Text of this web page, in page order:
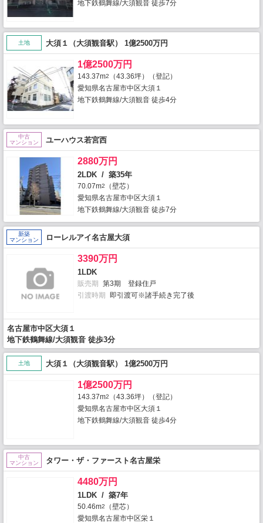
地下鉄鶴舞線/大須観音 徒歩7分
土地 大須１（大須観音駅） 1億2500万円
1億2500万円
143.37m2
（43.36坪）（登記）
愛知県名古屋市中区大須１
地下鉄鶴舞線/大須観音 徒歩4分
中古
マンション
ユーハウス若宮西
2880万円
2LDK / 築35年
70.07m2
（壁芯）
愛知県名古屋市中区大須１
地下鉄鶴舞線/大須観音 徒歩7分
新築
マンション
ローレルアイ名古屋大須
3390万円
1LDK
販売期
第3期 登録住戸
引渡時期
即引渡可※諸手続き完了後
名古屋市中区大須１
地下鉄鶴舞線/大須観音 徒歩3分
土地 大須１（大須観音駅） 1億2500万円
1億2500万円
143.37m2
（43.36坪）（登記）
愛知県名古屋市中区大須１
地下鉄鶴舞線/大須観音 徒歩4分
中古
マンション
タワー・ザ・ファースト名古屋栄
4480万円
1LDK / 築7年
50.46m2
（壁芯）
愛知県名古屋市中区栄１